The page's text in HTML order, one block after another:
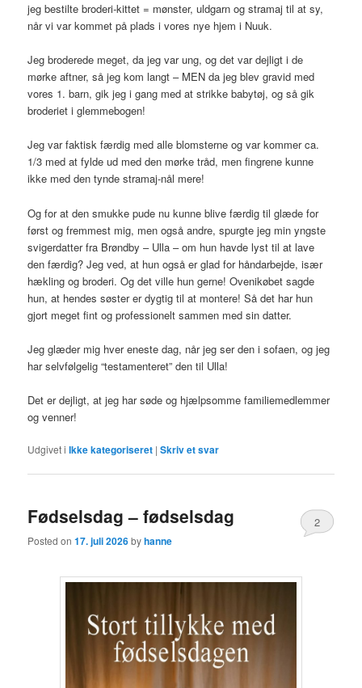
jeg bestilte broderi-kittet = mønster, uldgarn og stramaj til at sy,
når vi var kommet på plads i vores nye hjem i Nuuk.
Jeg broderede meget, da jeg var ung, og det var dejligt i de
mørke aftner, så jeg kom langt – MEN da jeg blev gravid med
vores 1. barn, gik jeg i gang med at strikke babytøj, og så gik
broderiet i glemmebogen!
Jeg var faktisk færdig med alle blomsterne og var kommer ca.
1/3 med at fylde ud med den mørke tråd, men fingrene kunne
ikke med den tynde stramaj-nål mere!
Og for at den smukke pude nu kunne blive færdig til glæde for
først og fremmest mig, men også andre, spurgte jeg min yngste
svigerdatter fra Brøndby – Ulla – om hun havde lyst til at lave
den færdig? Jeg ved, at hun også er glad for håndarbejde, især
hækling og broderi. Og det ville hun gerne! Ovenikøbet sagde
hun, at hendes søster er dygtig til at montere! Så det har hun
gjort meget fint og professionelt sammen med sin datter.
Jeg glæder mig hver eneste dag, når jeg ser den i sofaen, og jeg
har selvfølgelig “testamenteret” den til Ulla!
Det er dejligt, at jeg har søde og hjælpsomme familiemedlemmer
og venner!
Udgivet i Ikke kategoriseret |Skriv et svar
Fødselsdag – fødselsdag
Posted on17. juli 2026byhanne
2